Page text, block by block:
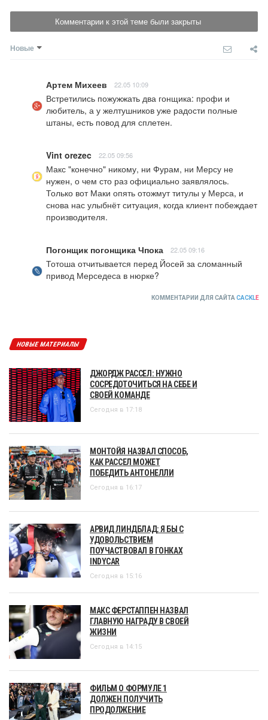
Комментарии к этой теме были закрыты
Новые
Артем Михеев 22.05 10:09
Встретились пожужжать два гонщика: профи и
любитель, а у желтушников уже радости полные
штаны, есть повод для сплетен.
Vint orezec 22.05 09:56
Макс "конечно" никому, ни Фурам, ни Мерсу не
нужен, о чем сто раз официально заявлялось.
Только вот Маки опять отожмут титулы у Мерса, и
снова нас улыбнёт ситуация, когда клиент побеждает
производителя.
Погонщик погонщика Чпока 22.05 09:16
Тотоша отчитывается перед Йосей за сломанный
привод Мерседеса в нюрке?
КОММЕНТАРИИ ДЛЯ САЙТА CACKLE
НОВЫЕ МАТЕРИАЛЫ
ДЖОРДЖ РАССЕЛ: НУЖНО
СОСРЕДОТОЧИТЬСЯ НА СЕБЕ И
СВОЕЙ КОМАНДЕ
Сегодня в 17:18
МОНТОЙЯ НАЗВАЛ СПОСОБ,
КАК РАССЕЛ МОЖЕТ
ПОБЕДИТЬ АНТОНЕЛЛИ
Сегодня в 16:17
АРВИД ЛИНДБЛАД: Я БЫ С
УДОВОЛЬСТВИЕМ
ПОУЧАСТВОВАЛ В ГОНКАХ
INDYCAR
Сегодня в 15:16
МАКС ФЕРСТАППЕН НАЗВАЛ
ГЛАВНУЮ НАГРАДУ В СВОЕЙ
ЖИЗНИ
Сегодня в 14:15
ФИЛЬМ О ФОРМУЛЕ 1
ДОЛЖЕН ПОЛУЧИТЬ
ПРОДОЛЖЕНИЕ